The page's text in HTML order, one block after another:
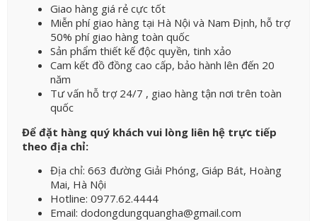
Giao hàng giá rẻ cực tốt
Miễn phí giao hàng tại Hà Nội và Nam Định, hỗ trợ
50% phí giao hàng toàn quốc
Sản phẩm thiết kế độc quyền, tinh xảo
Cam kết đồ đồng cao cấp, bảo hành lên đến 20
năm
Tư vấn hỗ trợ 24/7 , giao hàng tận nơi trên toàn
quốc
Để đặt hàng quý khách vui lòng liên hệ trực tiếp
theo địa chỉ:
Địa chỉ: 663 đường Giải Phóng, Giáp Bát, Hoàng
Mai, Hà Nội
Hotline: 0977.62.4444
Email: dodongdungquangha@gmail.com